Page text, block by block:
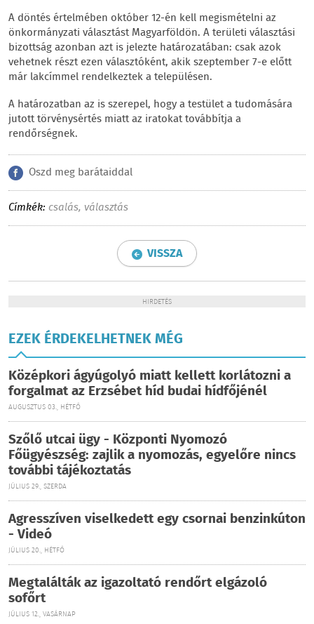
A döntés értelmében október 12-én kell megismételni az
önkormányzati választást Magyarföldön. A területi választási
bizottság azonban azt is jelezte határozatában: csak azok
vehetnek részt ezen választóként, akik szeptember 7-e előtt
már lakcímmel rendelkeztek a településen.
A határozatban az is szerepel, hogy a testület a tudomására
jutott törvénysértés miatt az iratokat továbbítja a
rendőrségnek.
Oszd meg barátaiddal
Címkék: csalás, választás
VISSZA
HIRDETÉS
EZEK ÉRDEKELHETNEK MÉG
Középkori ágyúgolyó miatt kellett korlátozni a
forgalmat az Erzsébet híd budai hídfőjénél
AUGUSZTUS 03., HÉTFŐ
Szőlő utcai ügy - Központi Nyomozó
Főügyészség: zajlik a nyomozás, egyelőre nincs
további tájékoztatás
JÚLIUS 29., SZERDA
Agresszíven viselkedett egy csornai benzinkúton
- Videó
JÚLIUS 20., HÉTFŐ
Megtalálták az igazoltató rendőrt elgázoló
sofőrt
JÚLIUS 12., VASÁRNAP